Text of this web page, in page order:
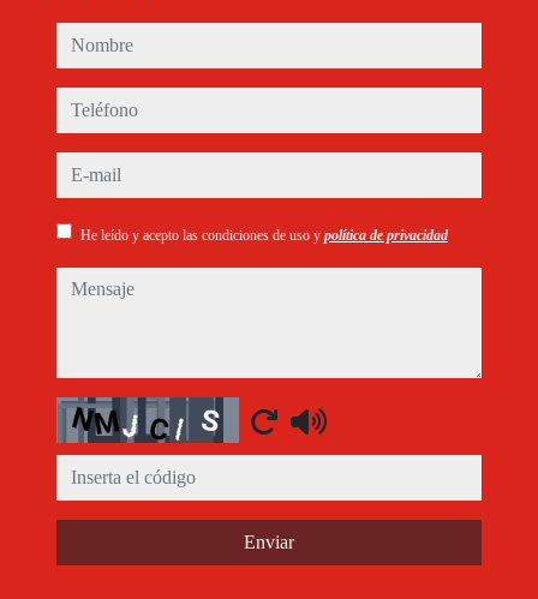
nombre
teléfono
e-mail
He leído y acepto las condiciones de uso y política de privacidad
mensaje
Captcha
Enviar